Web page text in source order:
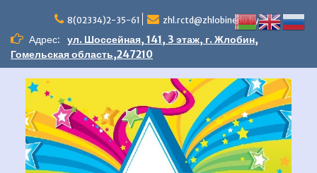
содержимому
8(02334)2-35-61 zhl.rctd@zhlobinedu.by
Адрес:
ул. Шоссейная, 141, 3 этаж, г. Жлобин,
Гомельская область,247210